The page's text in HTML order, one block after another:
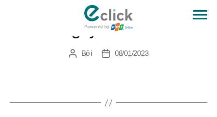
eClick
Trần Nguyễn Phước Tài
TácBởi
Ngày08/01/2023